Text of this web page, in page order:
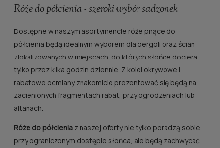
Róże do półcienia - szeroki wybór sadzonek
Dostępne w naszym asortymencie róże pnące do
półcienia będą idealnym wyborem dla pergoli oraz ścian
zlokalizowanych w miejscach, do których słońce dociera
tylko przez kilka godzin dziennie. Z kolei okrywowe i
rabatowe odmiany znakomicie prezentować się będą na
zacienionych fragmentach rabat, przy ogrodzeniach lub
altanach.
Róże do półcienia z naszej oferty nie tylko poradzą sobie
przy ograniczonym dostępie słońca, ale będą zachwycać